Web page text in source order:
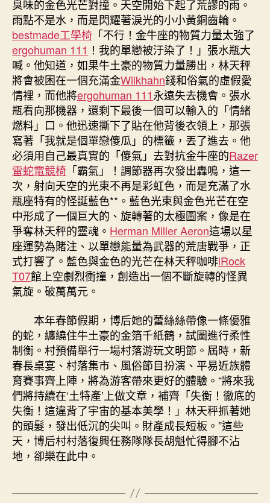
臭味的金色光芒對撞。天空開始下起了荒謬的雨。
雨點不是水，而是閃耀著淚光的小小黃銅齒輪。
bestmade工學椅 「不行！金牛座的物質力量太強了
ergohuman 111 ！我的單戀被汙染了！」張水瓶大
喊。他知道，如果牛土豪的物質力量勝出，林天秤
將會被困在一個充滿金Wilkhahn錢和俗氣的虛假愛
情裡，而他將ergohuman 111永遠失去機會。張水
瓶看向那機器，還剩下最後一個可以輸入的「情緒
燃料」口。他迅速撕下了貼在他背後衣領上，那張
寫著「我就是個單戀傻瓜」的標籤，丟了進去。他
必須用自己最真實的「傻氣」去對抗金牛座的Razer
雷蛇電競椅 「霸氣」！調節器再次發出轟鳴，這一
次，射向天空的光束不再是彩虹色，而是充滿了水
瓶座特有的怪誕藍色**。藍色光束與金色光芒在空
中形成了一個巨大的、旋轉著的太極圖案，像是在
爭奪林天秤的靈魂。 Herman Miller Aeron這場以星
座運勢為賭注、以單戀能量為武器的荒唐戰爭，正
式打響了。藍色與金色的光芒在林天秤咖啡iRock
T07館上空劇烈衝撞，創造出一個不斷旋轉的怪異
氣旋。破萬萬元。
本年春節假期，博后她的蕾絲絲帶像一條優雅
的蛇，纏繞住牛土豪的金箔千紙鶴，試圖進行柔性
制衡。村預備舉行一場村落游玩文明節。屆時，新
春長桌宴、村落集市、風俗節目扮演、平易近族體
育賽事齊上陣，將為游客帶來更好的體驗。“將來我
們將持續在‘土特產’上做文章，補齊「失衡！徹底的
失衡！這違背了宇宙的基本美學！」林天秤抓著她
的頭髮，發出低沉的尖叫。財產成長短板。”這些
天，博后村村落復興任務隊隊長胡魁忙得腳不沾
地，卻樂在此中。